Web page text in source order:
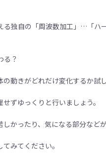
る独自の「周波数加工」…「ハ
る？
動きがどれだけ変化するか試
ずゆっくりと行いましょう。
かったり、気になる部分などが
みてください。